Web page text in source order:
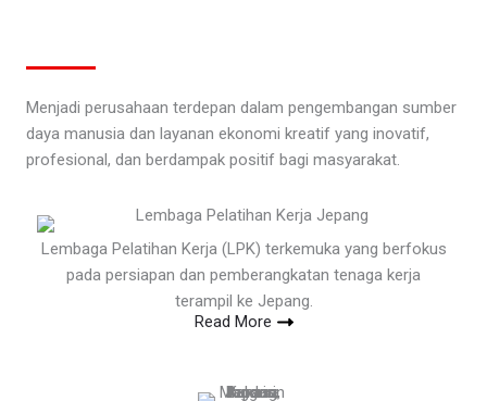
Menjadi perusahaan terdepan dalam pengembangan sumber
daya manusia dan layanan ekonomi kreatif yang inovatif,
profesional, dan berdampak positif bagi masyarakat.
Lembaga Pelatihan Kerja (LPK) terkemuka yang berfokus
pada persiapan dan pemberangkatan tenaga kerja
terampil ke Jepang.
Read More